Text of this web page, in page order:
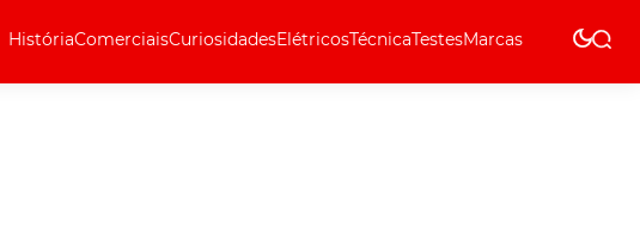
HistóriaComerciaisCuriosidadesElétricosTécnicaTestesMarcas